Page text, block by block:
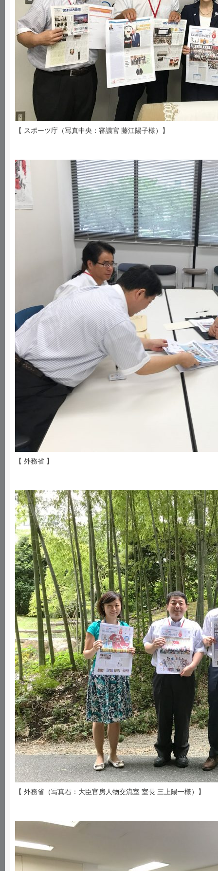
【 スポーツ庁（写真中央：審議官 藤江陽子様）】
【 外務省 】
【 外務省（写真右：大臣官房人物交流室 室長 三上陽一様）】